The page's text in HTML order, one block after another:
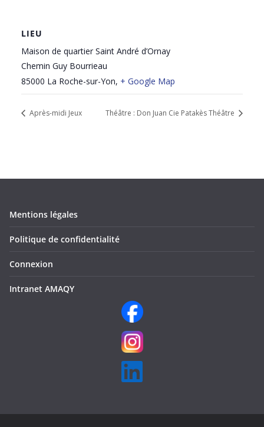
LIEU
Maison de quartier Saint André d’Ornay
Chemin Guy Bourrieau
85000 La Roche-sur-Yon, + Google Map
Après-midi Jeux Théâtre : Don Juan Cie Patakès Théâtre
Mentions légales
Politique de confidentialité
Connexion
Intranet AMAQY